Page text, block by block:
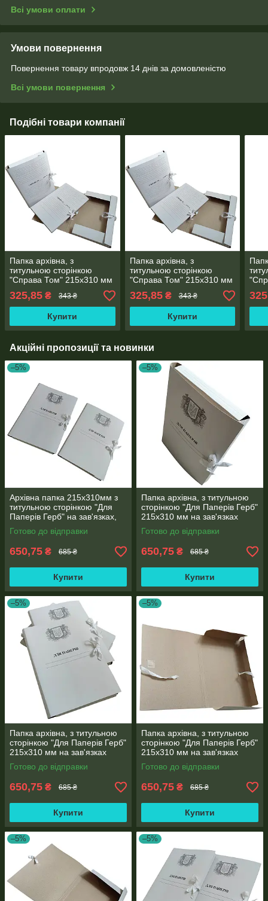
Всі умови оплати
Умови повернення
Повернення товару впродовж 14 днів за домовленістю
Всі умови повернення
Подібні товари компанії
Папка архівна, з
титульною сторінкою
"Справа Том" 215х310 мм
корінець 0,7-2,6 см (25шт)
325,85 ₴ 343 ₴
Купити
Папка архівна, з
титульною сторінкою
"Справа Том" 215х310 мм
корінець 0,7-2,8 см (25шт)
325,85₴ 343 ₴
Купити
Акційні пропозиції та новинки
–5%
Архівна папка 215х310мм з
титульною сторінкою "Для
Паперів Герб" на зав'язках,
корінець 0,7-2,6 см 50 шт
Готово до відправки
650,75 ₴ 685 ₴
Купити
–5%
Папка архівна, з титульною
сторінкою "Для Паперів Герб"
215х310 мм на зав'язках
висота корінець 0,7-2,6 см 50
шт
Готово до відправки
650,75 ₴ 685 ₴
Купити
–5%
Папка архівна, з титульною
сторінкою "Для Паперів Герб"
215х310 мм на зав'язках
висота корінець 0,5-2,8 см 50
шт
Готово до відправки
650,75 ₴ 685 ₴
Купити
–5%
Папка архівна, з титульною
сторінкою "Для Паперів Герб"
215х310 мм на зав'язках
висота корінець 0,6-2,8 см 50
шт
Готово до відправки
650,75 ₴ 685 ₴
Купити
–5% –5%